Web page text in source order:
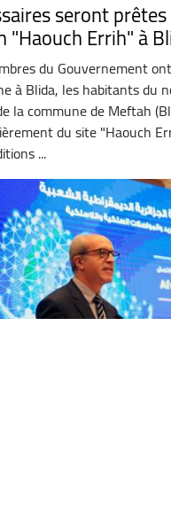
seront
"Haouch Errih" à
du Gouvernement
à Blida, les habitants du
la commune de Meftah
du site "Haouch
...